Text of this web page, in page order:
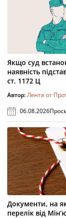
Якщо суд
наявність
ст. 1172 Ц
Автор:Лента от
06.08.2026
Документи, на
перелік від